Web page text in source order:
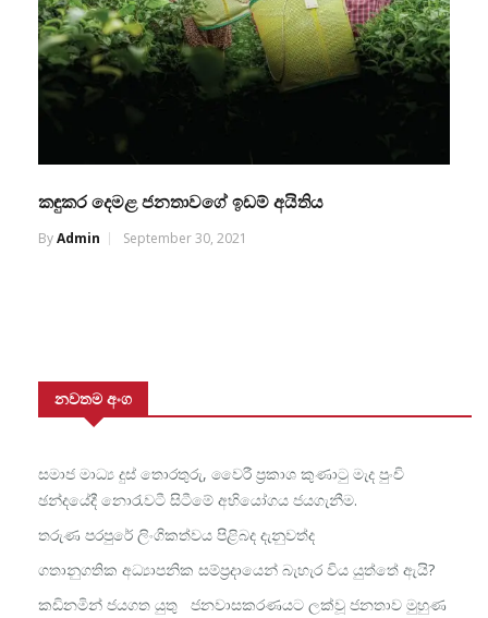
කඳුකර දෙමළ ජනතාවගේ ඉඩම් අයිතිය
ByAdmin September 30, 2021
නවතම අංග
සමාජ මාධ්‍ය දුස් තොරතුරු, වෛරී ප්‍රකාශ කුණාටු මැද පුංචි
ඡන්දයේදී නොරැවටී සිටීමේ අභියෝගය ජයගැනීම.
තරුණ පරපුරේ ලිංගිකත්වය පිළිබද දැනුවත්ද
ගතානුගතික අධ්‍යාපනික සම්ප්‍රදායෙන් බැහැර විය යුත්තේ ඇයි?
කඩිනමින් ජයගත යුතු ජනවාසකරණයට ලක්වූ ජනතාව මුහුණ